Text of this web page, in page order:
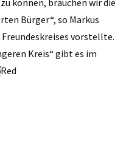
Bürger“, so Markus
vorstellte.
Kreis“ gibt es im